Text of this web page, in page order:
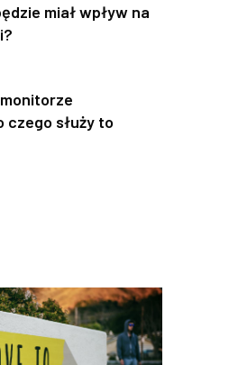
miał wpływ na
czego służy to